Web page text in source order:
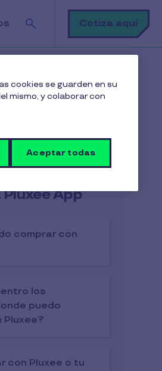
Buscar
Cotiza aquí
Pluxee App
comprar con
los
puedo
Pluxee?
con Pluxee o tu
cookies se guarden en su
mismo, y colaborar con
Aceptar todas